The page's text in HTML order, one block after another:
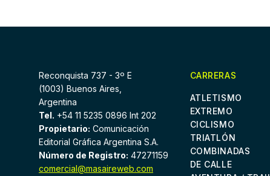
Reconquista 737 - 3º E
(1003) Buenos Aires,
Argentina
Tel. +54 11 5235 0896 Int 202
Propietario: Comunicación
Editorial Gráfica Argentina S.A.
Número de Registro: 47271159
comercial@masaireweb.com
CARRERAS
ATLETISMO
EXTREMO
CICLISMO
TRIATLÓN
COMBINADAS
DE CALLE